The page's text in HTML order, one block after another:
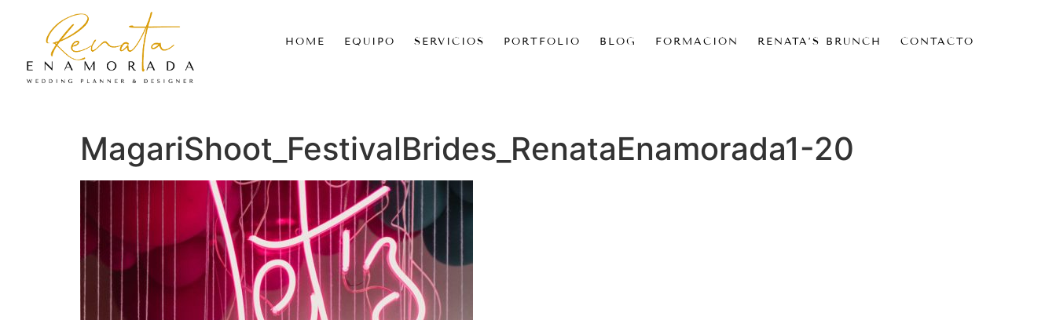
HOME EQUIPO SERVICIOS PORTFOLIO BLOG FORMACIÓN RENATA’S BRUNCH CONTACTO
MagariShoot_FestivalBrides_RenataEnamorada1-20